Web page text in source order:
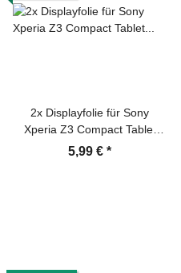
2x Displayfolie für Sony
Xperia Z3 Compact Tablet
Displayschutzfolie MATT
5,99 € *